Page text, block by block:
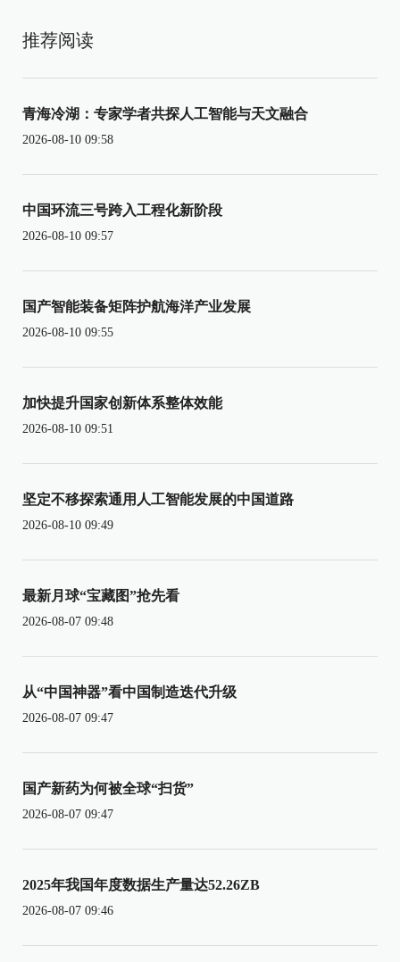
推荐阅读
青海冷湖：专家学者共探人工智能与天文融合
2026-08-10 09:58
中国环流三号跨入工程化新阶段
2026-08-10 09:57
国产智能装备矩阵护航海洋产业发展
2026-08-10 09:55
加快提升国家创新体系整体效能
2026-08-10 09:51
坚定不移探索通用人工智能发展的中国道路
2026-08-10 09:49
最新月球“宝藏图”抢先看
2026-08-07 09:48
从“中国神器”看中国制造迭代升级
2026-08-07 09:47
国产新药为何被全球“扫货”
2026-08-07 09:47
2025年我国年度数据生产量达52.26ZB
2026-08-07 09:46